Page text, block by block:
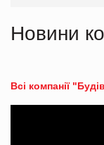
Новини
Всі компанії